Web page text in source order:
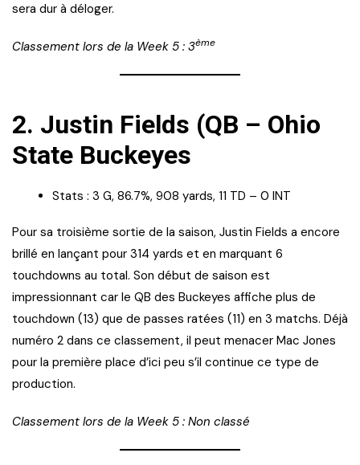
sera dur à déloger.
Classement lors de la Week 5 : 3ème
2. Justin Fields (QB – Ohio
State Buckeyes
Stats : 3 G, 86.7%, 908 yards, 11 TD – 0 INT
Pour sa troisième sortie de la saison, Justin Fields a encore
brillé en lançant pour 314 yards et en marquant 6
touchdowns au total. Son début de saison est
impressionnant car le QB des Buckeyes affiche plus de
touchdown (13) que de passes ratées (11) en 3 matchs. Déjà
numéro 2 dans ce classement, il peut menacer Mac Jones
pour la première place d’ici peu s’il continue ce type de
production.
Classement lors de la Week 5 : Non classé